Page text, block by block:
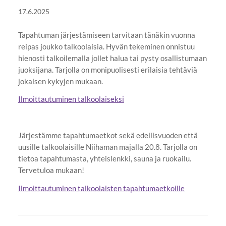
17.6.2025
Tapahtuman järjestämiseen tarvitaan tänäkin vuonna
reipas joukko talkoolaisia. Hyvän tekeminen onnistuu
hienosti talkoilemalla jollet halua tai pysty osallistumaan
juoksijana. Tarjolla on monipuolisesti erilaisia tehtäviä
jokaisen kykyjen mukaan.
Ilmoittautuminen talkoolaiseksi
Järjestämme tapahtumaetkot sekä edellisvuoden että
uusille talkoolaisille Niihaman majalla 20.8. Tarjolla on
tietoa tapahtumasta, yhteislenkki, sauna ja ruokailu.
Tervetuloa mukaan!
Ilmoittautuminen talkoolaisten tapahtumaetkoille